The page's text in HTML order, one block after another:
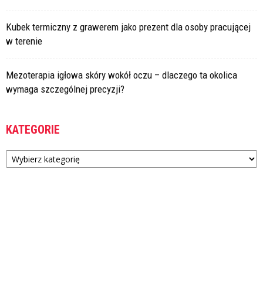
Kubek termiczny z grawerem jako prezent dla osoby pracującej
w terenie
Mezoterapia igłowa skóry wokół oczu – dlaczego ta okolica
wymaga szczególnej precyzji?
KATEGORIE
Kategorie